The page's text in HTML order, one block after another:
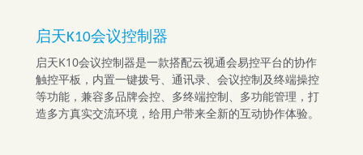
启天K10会议控制器
启天K10会议控制器是一款搭配云视通会易控平台的协作
触控平板，内置一键拨号、通讯录、会议控制及终端操控
等功能，兼容多品牌会控、多终端控制、多功能管理，打
造多方真实交流环境，给用户带来全新的互动协作体验。